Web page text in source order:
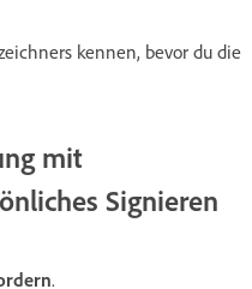
kennen, bevor du die
mit
Signieren
.